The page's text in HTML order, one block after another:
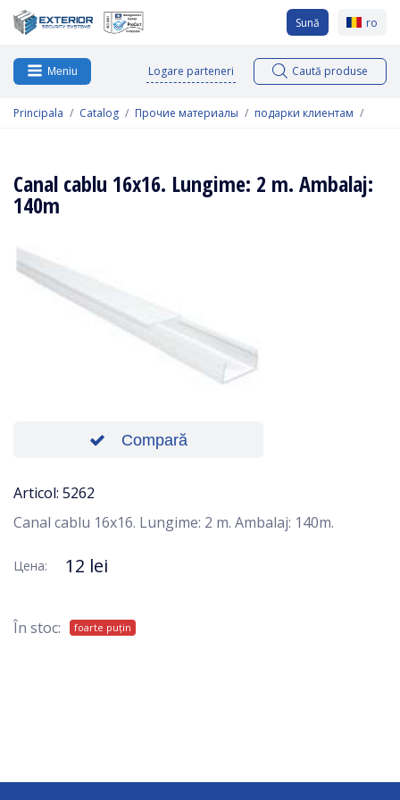
Sună ro
Meniu Logare parteneri Caută produse
Principala Catalog Прочие материалы подарки клиентам
Canal cablu 16x16. Lungime: 2 m. Ambalaj:
140m
Compară
Articol: 5262
Canal cablu 16x16. Lungime: 2 m. Ambalaj: 140m.
Цена: 12 lei
În stoc: foarte puțin